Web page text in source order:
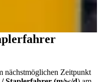
nächstmöglichen Zeitpunkt